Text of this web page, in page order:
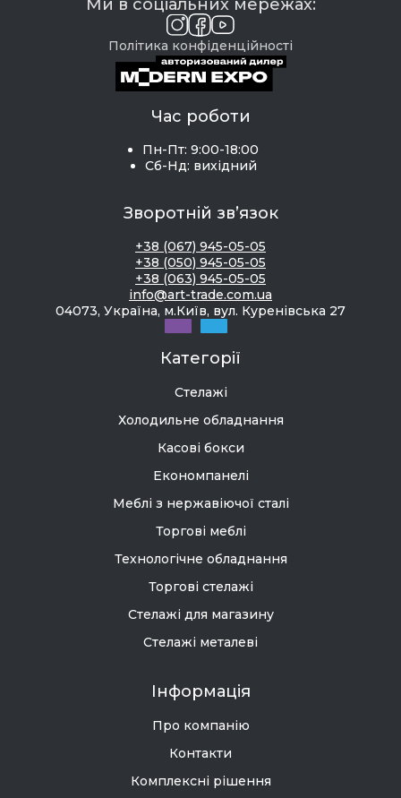
Ми в соціальних мережах:
Політика конфіденційності
Час роботи
Пн-Пт: 9:00-18:00
Сб-Нд: вихідний
Зворотній зв’язок
+38 (067) 945-05-05
+38 (050) 945-05-05
+38 (063) 945-05-05
info@art-trade.com.ua
04073, Україна, м.Київ, вул. Куренівська 27
Категорії
Стелажі
Холодильне обладнання
Касові бокси
Економпанелі
Меблі з нержавіючої сталі
Торгові меблі
Технологічне обладнання
Торгові стелажі
Стелажі для магазину
Стелажі металеві
Інформація
Про компанію
Контакти
Комплексні рішення